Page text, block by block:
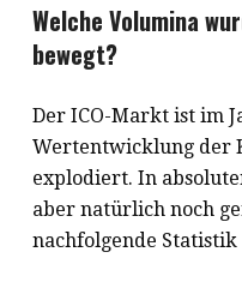
Welche Volumina
bewegt?
Der ICO-Markt ist im
Wertentwicklung der
explodiert. In
aber natürlich noch
nachfolgende Statistik